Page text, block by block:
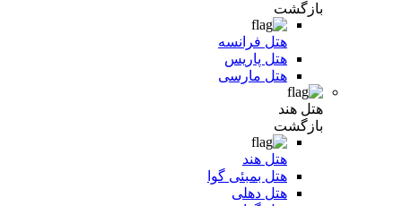
بازگشت
هتل فرانسه
هتل پاریس
هتل مارسی
هتل هند
بازگشت
هتل هند
هتل بمبئی گوا
هتل دهلی